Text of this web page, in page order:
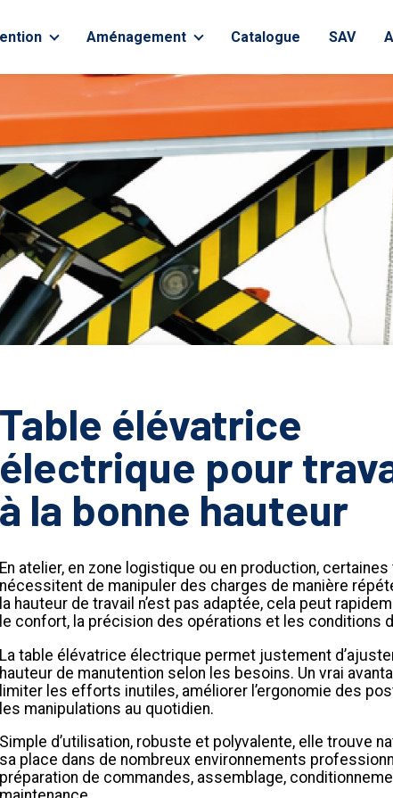
matériel
courte
longue
Aménagement
Fournitures
Catalogue SAV
Table élévatrice
électrique pour
à la bonne hauteur
En atelier, en zone logistique ou en production,
nécessitent de manipuler des charges de manière
la hauteur de travail n’est pas adaptée, cela peut
le confort, la précision des opérations et les conditions
La table élévatrice électrique permet justement
hauteur de manutention selon les besoins. Un vrai
limiter les efforts inutiles, améliorer l’ergonomie des
les manipulations au quotidien.
Simple d’utilisation, robuste et polyvalente, elle trouve
sa place dans de nombreux environnements
préparation de commandes, assemblage,